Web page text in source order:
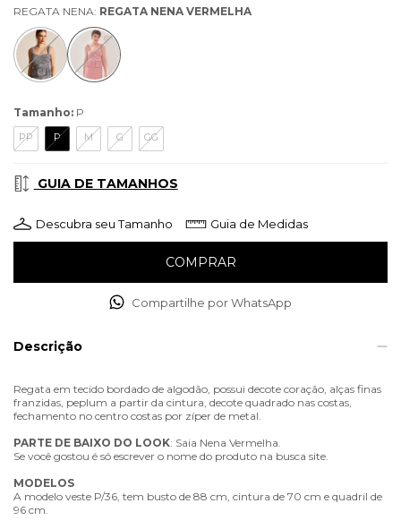
REGATA NENA: REGATA NENA VERMELHA
Tamanho: P
PP P M G GG
GUIA DE TAMANHOS
Descubra seu Tamanho Guia de Medidas
Compartilhe por WhatsApp
Descrição
Regata em tecido bordado de algodão, possui decote coração, alças finas
franzidas, peplum a partir da cintura, decote quadrado nas costas,
fechamento no centro costas por zíper de metal.
PARTE DE BAIXO DO LOOK: Saia Nena Vermelha.
Se você gostou é só escrever o nome do produto na busca site.
MODELOS
A modelo veste P/36, tem busto de 88 cm, cintura de 70 cm e quadril de
96 cm.